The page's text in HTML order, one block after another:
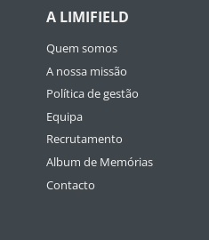
A LIMIFIELD
Quem somos
A nossa missão
Política de gestão
Equipa
Recrutamento
Album de Memórias
Contacto